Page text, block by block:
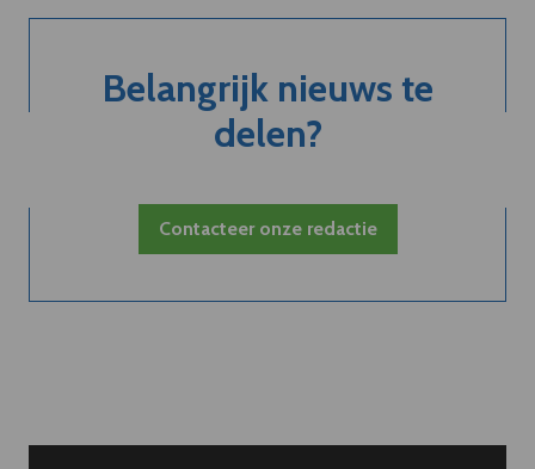
Belangrijk nieuws te
delen?
Contacteer onze redactie